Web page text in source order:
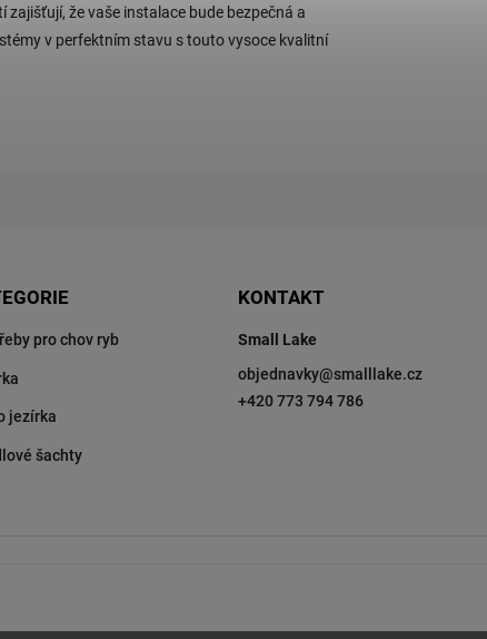
že vaše instalace bude bezpečná a
v perfektním stavu s touto vysoce kvalitní
pro chov ryb
jezírka
šachty
KONTAKT
Small Lake
objednavky@smalllake.cz
+420 773 794 786